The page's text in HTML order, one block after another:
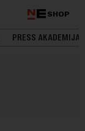
SHOP
PRESS AKADEMIJA